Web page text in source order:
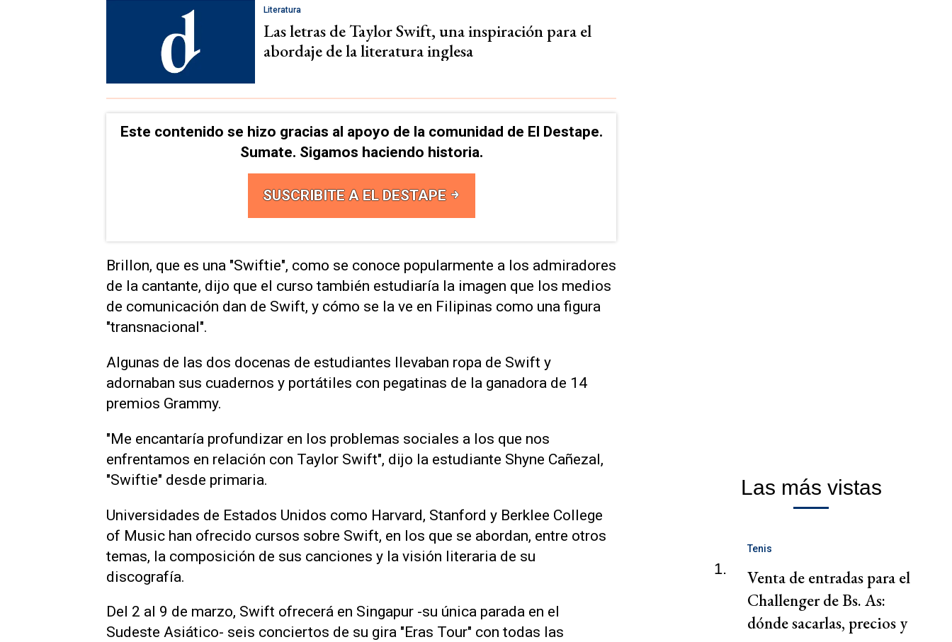
Literatura
Las letras de Taylor Swift, una inspiración para el
abordaje de la literatura inglesa
Este contenido se hizo gracias al apoyo de la comunidad de El Destape.
Sumate. Sigamos haciendo historia.
SUSCRIBITE A EL DESTAPE
Brillon, que es una "Swiftie", como se conoce popularmente a los admiradores
de la cantante, dijo que el curso también estudiaría la imagen que los medios
de comunicación dan de Swift, y cómo se la ve en Filipinas como una figura
"transnacional".
Algunas de las dos docenas de estudiantes llevaban ropa de Swift y
adornaban sus cuadernos y portátiles con pegatinas de la ganadora de 14
premios Grammy.
"Me encantaría profundizar en los problemas sociales a los que nos
enfrentamos en relación con Taylor Swift", dijo la estudiante Shyne Cañezal,
"Swiftie" desde primaria.
Universidades de Estados Unidos como Harvard, Stanford y Berklee College
of Music han ofrecido cursos sobre Swift, en los que se abordan, entre otros
temas, la composición de sus canciones y la visión literaria de su
discografía.
Del 2 al 9 de marzo, Swift ofrecerá en Singapur -su única parada en el
Sudeste Asiático- seis conciertos de su gira "Eras Tour" con todas las
Las más vistas
1.
Tenis
Venta de entradas para el
Challenger de Bs. As:
dónde sacarlas, precios y